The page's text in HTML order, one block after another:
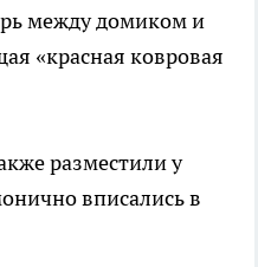
между домиком и
«красная ковровая
разместили у
вписались в